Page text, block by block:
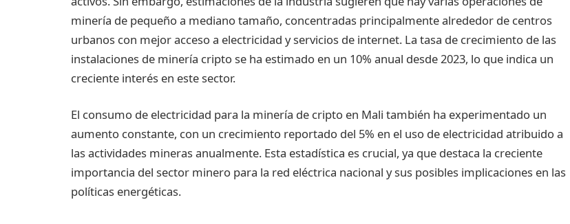
minería de pequeño a mediano tamaño, concentradas principalmente alrededor de centros
urbanos con mejor acceso a electricidad y servicios de internet. La tasa de crecimiento de las
instalaciones de minería cripto se ha estimado en un 10% anual desde 2023, lo que indica un
creciente interés en este sector.
El consumo de electricidad para la minería de cripto en Mali también ha experimentado un
aumento constante, con un crecimiento reportado del 5% en el uso de electricidad atribuido a
las actividades mineras anualmente. Esta estadística es crucial, ya que destaca la creciente
importancia del sector minero para la red eléctrica nacional y sus posibles implicaciones en las
políticas energéticas.